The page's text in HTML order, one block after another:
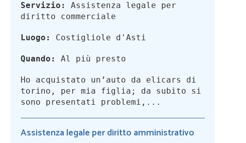
Servizio:
Assistenza legale per
diritto commerciale
Luogo: Costigliole d'Asti
Quando: Al più presto
Ho acquistato un’auto da elicars di
torino, per mia figlia; da subito si
sono presentati problemi,...
Assistenza legale per diritto amministrativo